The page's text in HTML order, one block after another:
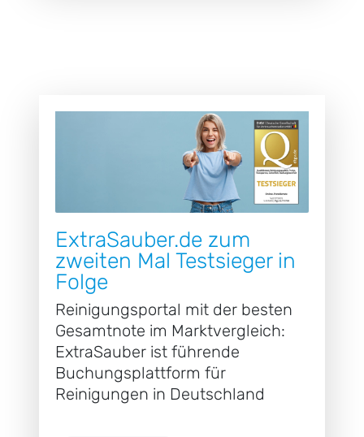
ExtraSauber.de zum
zweiten Mal Testsieger in
Folge
Reinigungsportal mit der besten
Gesamtnote im Marktvergleich:
ExtraSauber ist führende
Buchungsplattform für
Reinigungen in Deutschland